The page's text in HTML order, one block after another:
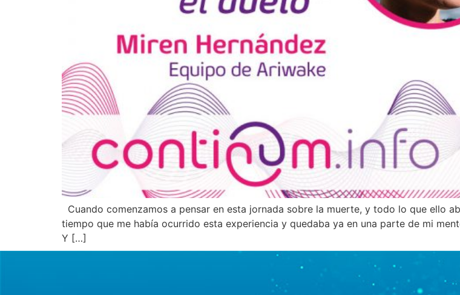
Cuando comenzamos a pensar en esta jornada sobre la muerte, y todo lo que ello
tiempo que me había ocurrido esta experiencia y quedaba ya en una parte de mi
Y […]